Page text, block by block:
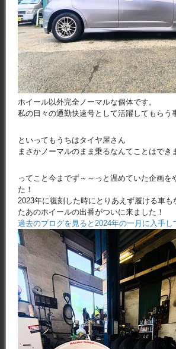
ホイール以外完全ノーマルな個体です。
私の日々の通勤快速号として活躍してもらう
といってもうちはタイヤ屋さん
まさかノーマルのまま乗るなんてことはでき
ってこと今までず～～っと温めていた企画を
た！
2023年に復刻した時にとりあえず履ける車
たあのホイールの出番がついに来ました！
過去のブログを見ると2024年の一月に入手し